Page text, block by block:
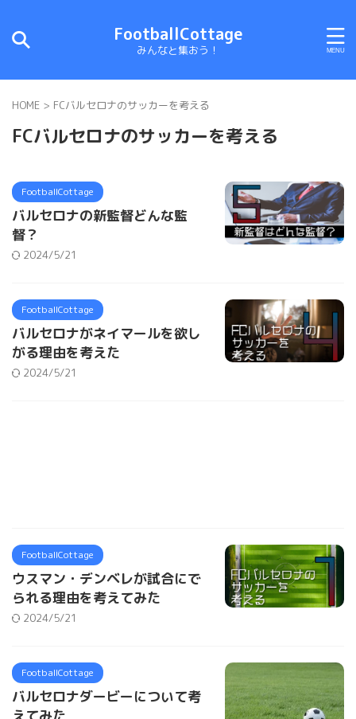
FootballCottage
みんなと集おう！
HOME > FCバルセロナのサッカーを考える
FCバルセロナのサッカーを考える
FootballCottage
バルセロナの新監督どんな監
督？
2024/5/21
FootballCottage
バルセロナがネイマールを欲し
がる理由を考えた
2024/5/21
FootballCottage
ウスマン・デンベレが試合にで
られる理由を考えてみた
2024/5/21
FootballCottage
バルセロナダービーについて考